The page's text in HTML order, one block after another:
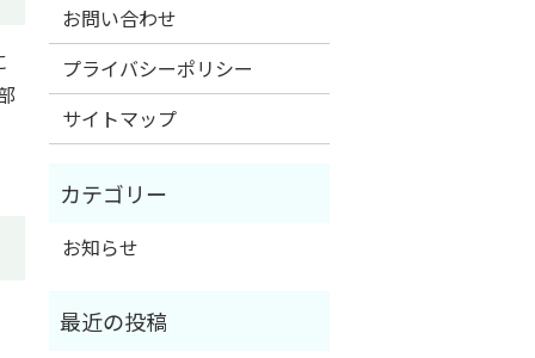
お問い合わせ
プライバシーポリシー
サイトマップ
お知らせ